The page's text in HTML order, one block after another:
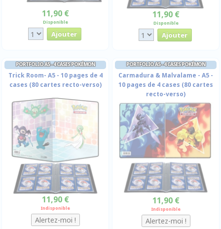
11,90 €
Disponible
11,90 €
Disponible
PORTFOLIO A5 - 4 CASES POKÉMON
Trick Room- A5 - 10 pages de 4
cases (80 cartes recto-verso)
11,90 €
Indisponible
PORTFOLIO A5 - 4 CASES POKÉMON
Carmadura & Malvalame - A5 -
10 pages de 4 cases (80 cartes
recto-verso)
11,90 €
Indisponible